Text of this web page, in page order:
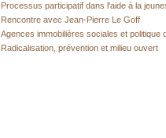
Processus participatif dans l'aide à la
Rencontre avec Jean-Pierre Le Goff
Agences immobilières sociales et politique
Radicalisation, prévention et milieu ouvert